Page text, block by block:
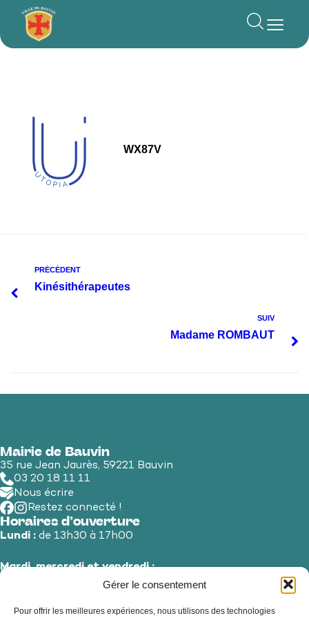
Gérer le consentement
Pour offrir les meilleures expériences, nous utilisons des technologies
principal
WX87V
PRÉCÉDENT
Kinésithérapeutes
SUIV
Madame ROMBAUT
Mairie de Bauvin
35 rue Jean Jaurès, 59221 Bauvin
03 20 18 11 11
Nous écrire
Restez connecté !
Horaires d’ouverture
Lundi : de 13h30 à 17h00
Mardi, mercredi et vendredi :
de 8h30 à 12h00 et de 13h30 à 17h00
Jeudi et samedi :de 8h30 à 12h00